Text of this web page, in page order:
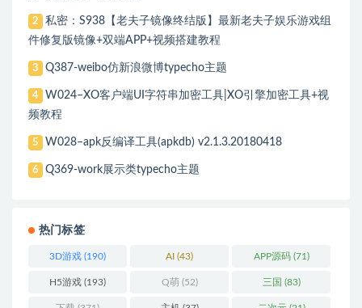
2
私密：S938【老夫子镜像终结版】最新老夫子娱乐游戏组
件修复版镜像+双端APP+视频搭建教程
3 Q387-weibo仿新浪微博typecho主题
4
W024–XO客户端UI字符串加密工具|XO引擎加密工具+视
频教程
5 W028–apk反编译工具(apkdb) v2.1.3.20180418
6 Q369-work展示类typecho主题
热门标签
3D游戏 (190) AI (43) APP源码(71)
H5游戏 (193) Q萌(52) 三国 (83)